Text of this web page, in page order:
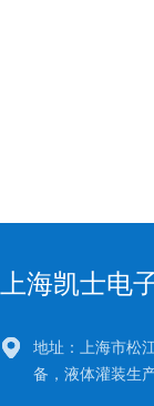
上海凯士电
地址：上海市松
备，液体灌装生